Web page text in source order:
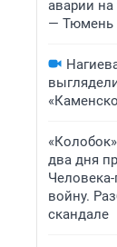
аварии на
— Тюмень
два дня
войну.
скандале